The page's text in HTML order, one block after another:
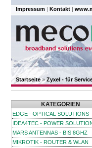
Impressum | Kontakt |
Startseite»Zyxel - für
KATEGORIEN
EDGE - OPTICAL SOLUTIONS
IDEA4TEC - POWER
MARS ANTENNAS - BIS 8GHZ
MIKROTIK - ROUTER & WLAN